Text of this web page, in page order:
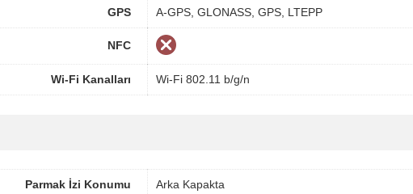
GPS A-GPS, GLONASS, GPS, LTEPP
NFC
Wi-Fi Kanalları Wi-Fi 802.11 b/g/n
Parmak İzi Konumu Arka Kapakta